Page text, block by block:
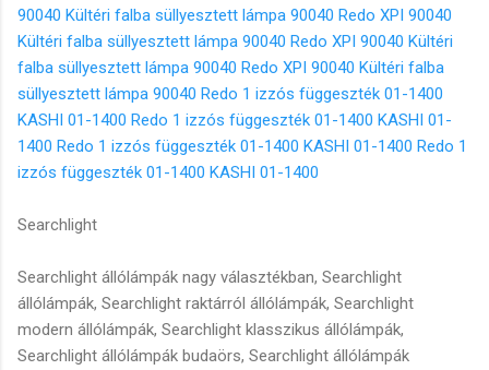
90040 Kültéri falba süllyesztett lámpa 90040 Redo XPI 90040
Kültéri falba süllyesztett lámpa 90040 Redo XPI 90040 Kültéri
falba süllyesztett lámpa 90040 Redo XPI 90040 Kültéri falba
süllyesztett lámpa 90040 Redo 1 izzós függeszték 01-1400
KASHI 01-1400 Redo 1 izzós függeszték 01-1400 KASHI 01-
1400 Redo 1 izzós függeszték 01-1400 KASHI 01-1400 Redo 1
izzós függeszték 01-1400 KASHI 01-1400
Searchlight
Searchlight állólámpák nagy választékban, Searchlight állólámpák, Searchlight raktárról állólámpák, Searchlight modern állólámpák, Searchlight klasszikus állólámpák, Searchlight állólámpák budaörs, Searchlight állólámpák gyerekeknek, Searchlight olvasó állólámpák, Searchlight dekoráció állólámpák, Searchlight szép állólámpák, Searchlight több izzós állólámpák, Searchlight nagy állólámpák, Searchlight fa állólámpák, Searchlight ernyős állólámpák, Searchlight olcsó állólámpák, Searchlight luxus állólámpák, Searchlight azonnal állólámpák, Searchlight online állólámpák, Searchlight nagy állólámpák, Searchlight fényes állólámpák, Searchlight raktárról állólámpák, Searchlight import állólámpák, Searchlight flexibilis állólámpák, Searchlight kristály állólámpa, Searchlight LED izzós állólámpa, Searchlight spot állólámpák, Searchlight kapcsolós állólámpa, Searchlight divatos állólámpák, Searchlight rusztikus állólámpák, Searchlight mediterrán állólámpák, Searchlight asztali lámpák nagy választékban, Searchlight asztali lámpák, Searchlight raktárról asztali lámpák, Searchlight modern asztali lámpák, Searchlight klasszikus asztali lámpák, Searchlight asztali lámpák budaörs, Searchlight asztali lámpák gyerekeknek, Searchlight olvasó asztali lámpák, Searchlight dekoráció asztali lámpák, Searchlight szép asztali lámpák, Searchlight több izzós asztali lámpák, Searchlight nagy asztali lámpák, Searchlight fa asztali lámpák, Searchlight ernyős asztali lámpák, Searchlight olcsó asztali lámpák, Searchlight luxus asztali lámpák, Searchlight azonnal asztali lámpák, Searchlight online asztali lámpák, Searchlight nagy asztali lámpák, Searchlight fényes asztali lámpák, Searchlight raktárról asztali lámpák, Searchlight import asztali lámpák, Searchlight flexibilis asztali lámpák, Searchlight éjjeli asztali lámpák, Searchlight íróasztali lámpák, Searchlight banklámpák, Searchlight gyermek íróasztali lámpák, Searchlight hangulatfény asztali lámpák, Searchlight komód asztali lámpák, Searchlight csíptetős asztali lámpák, Searchlight kerek asztali lámpák, Searchlight szögletes asztali lámpák, Searchlight kristály asztali lámpa, Searchlight led izzós asztali lámpák, Searchlight spot asztali lámpák, Searchlight kapcsolós asztali lámpák, Searchlight divatos asztali lámpák, Searchlight üveg asztali lámpák, Searchlight kerámia asztali lámpák, Searchlight rusztikus asztali lámpák, Searchlight mediterrán asztali lámpák, Searchlight falilámpák nagy választékban, Searchlight falilámpák, Searchlight raktárról falilámpák, Searchlight modern falilámpák, Searchlight klasszikus falilámpák, Searchlight falilámpák budaörs, Searchlight falilámpák gyerekeknek, Searchlight olvasó falilámpák, Searchlight dekoráció falilámpák, Searchlight szép falilámpák, Searchlight több izzós falilámpák, Searchlight nagy falilámpák, Searchlight szuper falilámpák, Searchlight olcsó falilámpák, Searchlight luxus falilámpák, Searchlight azonnal falilámpák, Searchlight online falilámpák, Searchlight nagy falilámpák, Searchlight fényes falilámpák, Searchlight raktárról falilámpák, Searchlight import falilámpák, Searchlight flexibilis falilámpák, Searchlight éjjeli falilámpák, Searchlight gyermek olvasó falilámpák, Searchlight hangulatfény falilámpák, Searchlight csíptetős lámpák, Searchlight kicsi falilámpák, Searchlight kerek falilámpák, Searchlight szögletes falilámpák, Searchlight kristály falilámpa, Searchlight led izzós falilámpák, Searchlight spot falilámpák, Searchlight kapcsolós falilámpák, Searchlight divatos falilámpák, Searchlight üveg falilámpák, Searchlight kerámia falilámpák, Searchlight rusztikus falilámpák, Searchlight mediterrán falilámpák, Searchlight képmegvilágító falilámpák, Searchlight képmegvilágító falilámpák led izzóval, Searchlight csillár lámpák nagy választékban, Searchlight csillár lámpák, Searchlight raktárról csillár lámpák, Searchlight modern csillár lámpák, Searchlight klasszikus csillár lámpák, Searchlight csillár lámpák budaörs, Searchlight csillár lámpák gyerekeknek, Searchlight dekoráció csillár lámpák, Searchlight szép csillár lámpák, Searchlight több izzós csillár lámpák, Searchlight nagy csillár lámpák, Searchlight fa csillár lámpák, Searchlight ernyős csillár lámpák, Searchlight olcsó csillár lámpák, Searchlight luxus csillár lámpák, Searchlight azonnal csillár lámpák, Searchlight online csillár lámpák, Searchlight fényes csillár lámpák, Searchlight raktárról csillár lámpák, Searchlight import csillár lámpák, Searchlight flexibilis csillár lámpák, Searchlight gyermek csillár lámpák, Searchlight hangulatfény csillár lámpák, Searchlight kicsi csillár lámpák, Searchlight kerek csillár lámpák, Searchlight szögletes csillár lámpák, Searchlight kristály csillár lámpák, Searchlight led izzós csillár lámpák, Searchlight kapcsolós csillár lámpák, Searchlight divatos csillár lámpák, Searchlight üveg csillár lámpák, Searchlight kerámia csillár lámpák, Searchlight rusztikus csillár lámpák, Searchlight mediterrán csillár lámpák, Searchlight kovácsoltvas csillár lámpák, Searchlight függeszték lámpák nagy választékban, Searchlight függeszték lámpák, Searchlight raktárról függeszték lámpák, Searchlight modern függeszték lámpák, Searchlight klasszikus függeszték lámpák, Searchlight függeszték lámpák budaörs, Searchlight függeszték lámpák gyerekeknek, Searchlight dekoráció függeszték lámpák, Searchlight szép függeszték lámpák, Searchlight több izzós függeszték lámpák, Searchlight nagy függeszték lámpák, Searchlight hosszú függeszték lámpák, Searchlight ernyős függeszték lámpák, Searchlight olcsó függeszték lámpák, Searchlight luxus függeszték lámpák, Searchlight azonnal függeszték lámpák, Searchlight online függeszték lámpák, Searchlight fényes függeszték lámpák, Searchlight raktárról függeszték lámpák, Searchlight import függeszték lámpák, Searchlight flexibilis függeszték lámpák, Searchlight gyermek függeszték lámpák, Searchlight hangulatfény függeszték lámpák, Searchlight kicsi függeszték lámpák, Searchlight kerek függeszték lámpák, Searchlight szögletes függeszték lámpák, Searchlight kristály függeszték lámpák, Searchlight led izzós függeszték lámpák, Searchlight kapcsolós függeszték lámpák, Searchlight divatos függeszték lámpák, Searchlight üveg függeszték lámpák, Searchlight kerámia függeszték lámpák, Searchlight rusztikus függeszték lámpák, Searchlight mediterrán függeszték lámpák, Searchlight beépíthető lámpák nagy választékban, Searchlight beépíthető lámpák, Searchlight raktárról beépíthető lámpák, Searchlight modern beépíthető lámpák, Searchlight klasszikus beépíthető lámpák, Searchlight beépíthető lámpák budaörs, Searchlight beépíthető lámpák, Searchlight dekoráció beépíthető lámpák, Searchlight szép beépíthető lámpák, Searchlight több izzós beépíthető lámpák, Searchlight nagy beépíthető lámpák, Searchlight olcsó beépíthető lámpák, Searchlight luxus beépíthető lámpák, Searchlight azonnal beépíthető lámpák, Searchlight online beépíthető lámpák, Searchlight nagy beépíthető lámpák, Searchlight fényes beépíthető lámpák, Searchlight raktárról beépíthető beépíthető lámpák, Searchlight import beépíthető lámpák, Searchlight kristály beépíthető lámpák, Searchlight LED izzós beépíthető lámpák, Searchlight spot beépíthető lámpák, Searchlight divatos beépíthető lámpák, Searchlight rusztikus beépíthető lámpák, Searchlight mediterrán beépíthető lámpák, Searchlight kicsi beépíthető lámpák, Searchlight kerek beépíthető lámpák, Searchlight szögletes beépíthető lámpák, Searchlight vízvédett beépíthető lámpák, Searchlight fürdőszobai lámpák nagy választékban, Searchlight fürdőszobai lámpák, Searchlight raktárról fürdőszobai lámpák, Searchlight modern fürdőszobai lámpák, Searchlight klasszikus fürdőszobai lámpák, Searchlight fürdőszobai lámpák budaörs, Searchlight fürdőszobai lámpák, Searchlight dekoráció fürdőszobai lámpák, Searchlight szép fürdőszobai lámpák, Searchlight több izzós fürdőszobai lámpák, Searchlight nagy fürdőszobai lámpák, Searchlight olcsó fürdőszobai lámpák, Searchlight luxus fürdőszobai lámpák, Searchlight azonnal fürdőszobai lámpák, Searchlight online fürdőszobai lámpák, Searchlight nagy fürdőszobai lámpák, Searchlight fényes fürdőszobai lámpák, Searchlight raktárról fürdőszobai lámpák, Searchlight import fürdőszobai lámpák, Searchlight kristály fürdőszobai lámpák, Searchlight LED izzós fürdőszobai lámpák, Searchlight spot fürdőszobai lámpák, Searchlight divatos fürdőszobai lámpák, Searchlight rusztikus fürdőszobai lámpák, Searchlight mediterrán fürdőszobai lámpák, Searchlight kicsi fürdőszobai lámpák, Searchlight kerek fürdőszobai lámpák, Searchlight szögletes fürdőszobai lámpák, Searchlight gyerek lámpák nagy választékban, Searchlight gyerek lámpák, Searchlight raktárról gyerek lámpák, Searchlight modern gyerek lámpák, Searchlight klasszikus gyerek lámpák, Searchlight gyerek lámpák budaörs, Searchlight gyerek lámpák, Searchlight dekoráció gyerek lámpák, Searchlight szép gyerek lámpák, Searchlight több izzós gyerek lámpák, Searchlight nagy gyerek lámpák, Searchlight olcsó gyerek lámpák, Searchlight luxus gyerek lámpák, Searchlight azonnal gyerek lámpák, Searchlight online gyerek lámpák, Searchlight nagy gyerek lámpák, Searchlight fényes gyerek lámpák, Searchlight raktárról gyerek lámpák, Searchlight import gyerek lámpák, Searchlight mókás gyerek lámpák, Searchlight LED izzós gyerek lámpák, Searchlight spot gyerek lámpák, Searchlight divatos gyerek lámpák, Searchlight rusztikus gyerek lámpák, Searchlight mediterrán gyerek lámpák, Searchlight kicsi gyerek lámpák, Searchlight kerek gyerek lámpák, Searchlight szögletes gyerek lámpák, Searchlight kristály lámpák nagy választékban, Searchlight kristály lámpák, Searchlight raktárról kristály lámpák, Searchlight modern kr